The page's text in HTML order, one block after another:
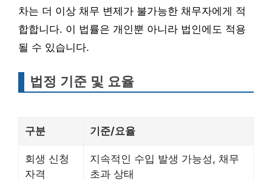
차는 더 이상 채무 변제가 불가능한 채무자에게 적
합합니다. 이 법률은 개인뿐 아니라 법인에도 적용
될 수 있습니다.
법정 기준 및 요율
구분 기준/요율
회생 신청
자격
지속적인 수입 발생 가능성, 채무
초과 상태